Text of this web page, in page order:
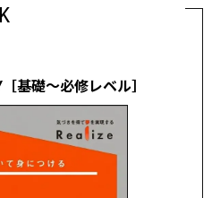
基礎～必修レベル］